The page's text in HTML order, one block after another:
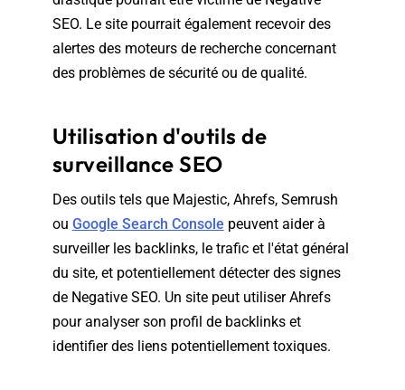
SEO. Le site pourrait également recevoir des
alertes des moteurs de recherche concernant
des problèmes de sécurité ou de qualité.
Utilisation d'outils de
surveillance SEO
Des outils tels que Majestic, Ahrefs, Semrush
ou Google Search Console peuvent aider à
surveiller les backlinks, le trafic et l'état général
du site, et potentiellement détecter des signes
de Negative SEO. Un site peut utiliser Ahrefs
pour analyser son profil de backlinks et
identifier des liens potentiellement toxiques.